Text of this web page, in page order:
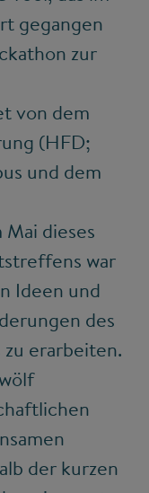
gegangen
zur
von dem
(HFD;
und dem
dieses
war
Ideen und
des
erarbeiten.
der kurzen